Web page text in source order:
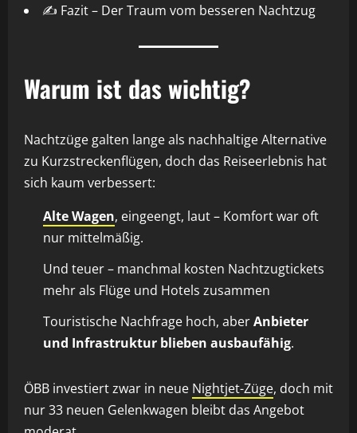
✍️ Fazit – Der Traum vom besseren Nachtzug
Warum ist das wichtig?
Nachtzüge galten lange als nachhaltige Alternative
zu Kurzstreckenflügen, doch das Reiseerlebnis hat
sich kaum verbessert:
Alte Wagen, eingeengt, laut – Komfort war oft
nur mittelmäßig.
Und teuer – manchmal kosten Nachtzugtickets
mehr als Flüge und Hotels zusammen
Touristische Nachfrage hoch, aberAnbieter
und Infrastruktur blieben ausbaufähig.
ÖBB investiert zwar in neue Nightjet-Züge, doch mit
nur 33 neuen Gelenkwagen bleibt das Angebot